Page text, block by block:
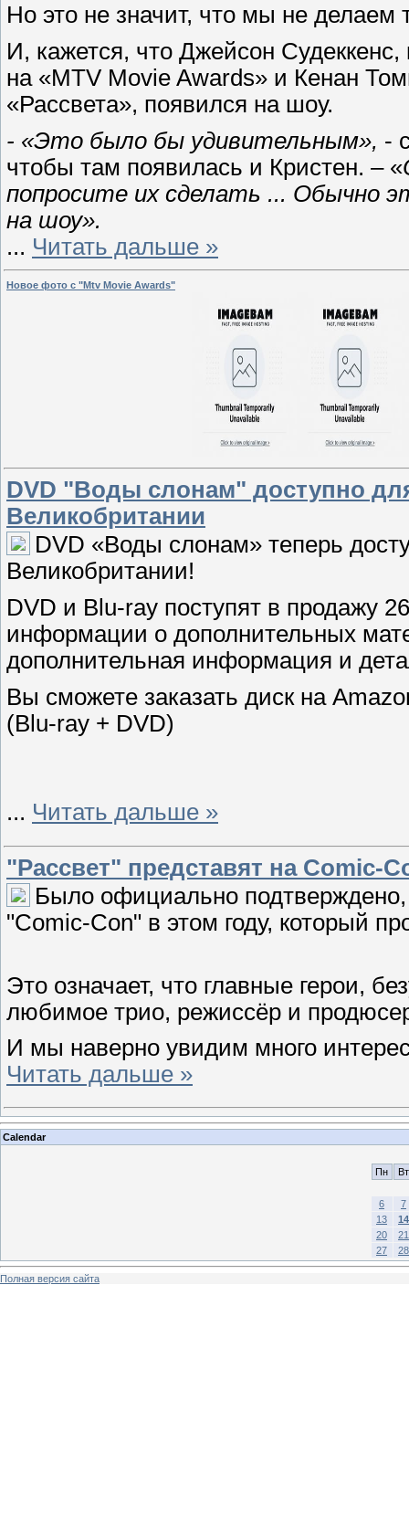
Но это не значит, что мы не
И, кажется, что Джейсон
на «MTV Movie Awards» и Кенан
«Рассвета», появился на шоу.
- «Это было бы удивительным», -
чтобы там появилась и Кристен. – «
попросите их сделать ... Обычно
на шоу».
... Читать дальше »
Новое фото с "Mtv Movie Awards"
DVD "Воды слонам" доступно
Великобритании
DVD «Воды слонам» теперь
Великобритании!
DVD и Blu-ray поступят в продажу
информации о дополнительных
дополнительная информация и
Вы сможете заказать диск на
(Blu-ray + DVD)
... Читать дальше »
"Рассвет" представят на Comic-
Было официально подтверждено,
"Comic-Con" в этом году, который
Это означает, что главные герои,
любимое трио, режиссёр и
И мы наверно увидим много
Читать дальше »
Calendar
Пн Вт
6
7
13
14
20
21
27
28
Полная версия сайта